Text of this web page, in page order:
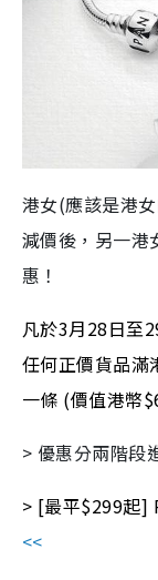
港女(應該是港
減價後，另一港
惠！
凡於3月28日至
任何正價貨品滿
一條 (價值港幣
> 優惠分兩階段
> [最平$299起]
<<